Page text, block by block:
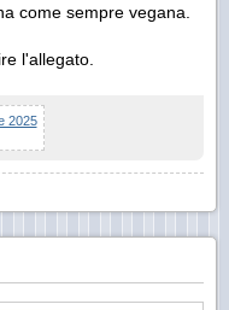
come sempre vegana.
l'allegato.
2025